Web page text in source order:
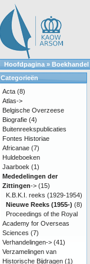
Hoofdpagina » Boekhandel
Categorieën
Acta (8)
Atlas->
Belgische Overzeese
Biografie (4)
Buitenreekspublicaties
Fontes Historiae
Africanae (7)
Huldeboeken
Jaarboek (1)
Mededelingen der
Zittingen-> (15)
K.B.K.I. reeks (1929-1954)
Nieuwe Reeks (1955-) (8)
Proceedings of the Royal
Academy for Overseas
Sciences (7)
Verhandelingen-> (41)
Verzamelingen van
Historische Bijdragen (1)